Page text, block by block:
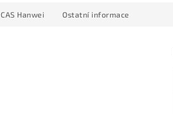
CAS Hanwei Ostatní informace